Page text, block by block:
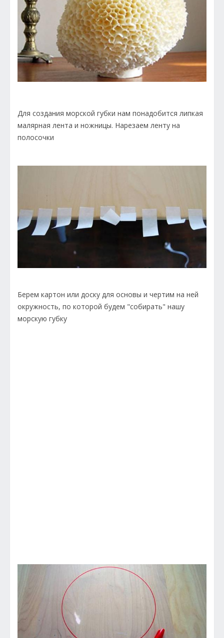
Для создания морской губки нам понадобится липкая
малярная лента и ножницы. Нарезаем ленту на
полосочки
Берем картон или доску для основы и чертим на ней
окружность, по которой будем "собирать" нашу
морскую губку